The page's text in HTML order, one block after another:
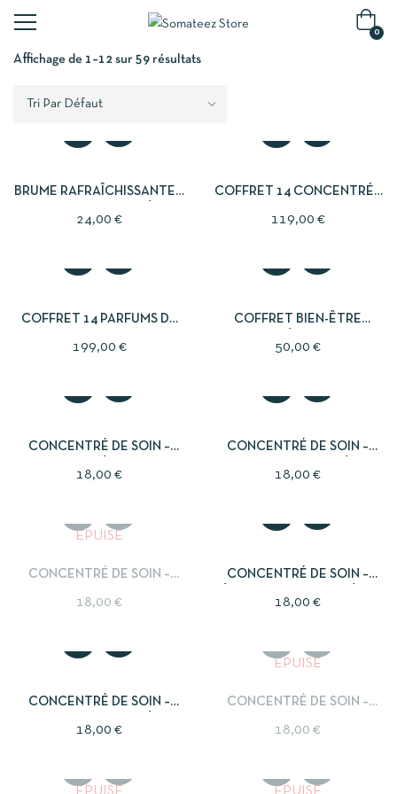
0
Affichage de 1–12 sur 59 résultats
BRUME RAFRAÎCHISSANTE –
24,00 €
COFFRET 14 CONCENTRÉS
119,00 €
COFFRET 14 PARFUMS DE
199,00 €
COFFRET BIEN-ÊTRE
50,00 €
CONCENTRÉ DE SOIN –
18,00 €
CONCENTRÉ DE SOIN –
18,00 €
ÉPUISÉ
CONCENTRÉ DE SOIN –
18,00 €
CONCENTRÉ DE SOIN –
18,00 €
CONCENTRÉ DE SOIN –
18,00 €
ÉPUISÉ
CONCENTRÉ DE SOIN –
18,00 €
ÉPUISÉ ÉPUISÉ